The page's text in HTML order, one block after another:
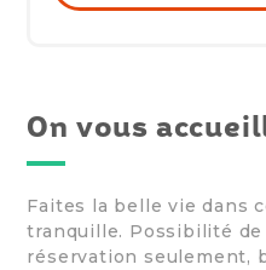
On vous
Faites la belle vie dans
tranquille. Possibilité
réservation seulement,